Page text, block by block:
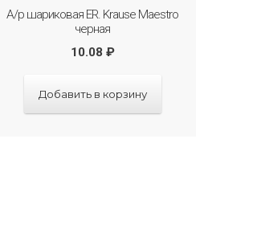
А/р шариковая ER. Krause Maestro
черная
10.08 ₽
Добавить в корзину